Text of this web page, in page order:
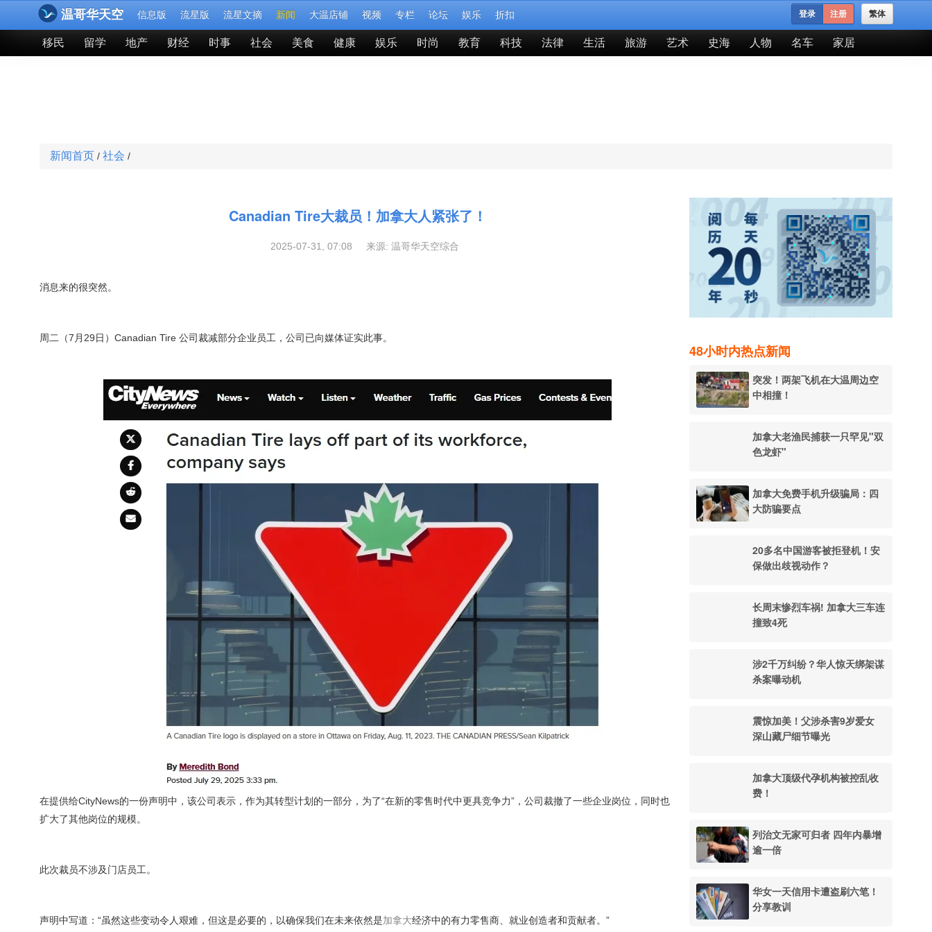
温哥华天空 信息版 流星版 流星文摘 新闻 大温店铺 视频 专栏 论坛 娱乐 折扣 繁体
登录 注册
移民 留学 地产 财经 时事 社会 美食 健康 娱乐 时尚 教育 科技 法律 生活 旅游 艺术 史海 人物 名车 家居
新闻首页 / 社会 /
Canadian Tire大裁员！加拿大人紧张了！
2025-07-31, 07:08 来源: 温哥华天空综合
消息来的很突然。
周二（7月29日）Canadian Tire 公司裁减部分企业员工，公司已向媒体证实此事。
在提供给CityNews的一份声明中，该公司表示，作为其转型计划的一部分，为了“在新的零售时代中更具竞争力”，公司裁撤了一些企业岗位，同时也
扩大了其他岗位的规模。
此次裁员不涉及门店员工。
声明中写道：“虽然这些变动令人艰难，但这是必要的，以确保我们在未来依然是加拿大经济中的有力零售商、就业创造者和贡献者。”
48小时内热点新闻
突发！两架飞机在大温周边空
中相撞！
加拿大老渔民捕获一只罕见"双
色龙虾"
加拿大免费手机升级骗局：四
大防骗要点
20多名中国游客被拒登机！安
保做出歧视动作？
长周末惨烈车祸! 加拿大三车连
撞致4死
涉2千万纠纷？华人惊天绑架谋
杀案曝动机
震惊加美！父涉杀害9岁爱女
深山藏尸细节曝光
加拿大顶级代孕机构被控乱收
费！
列治文无家可归者 四年内暴增
逾一倍
华女一天信用卡遭盗刷六笔！
分享教训